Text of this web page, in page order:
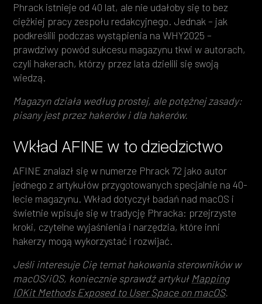
Phrack istnieje od 40 lat, ale nie udałoby się to bez
ciężkiej pracy zespołu redakcyjnego. Jednak – jak
podkreślili podczas wystąpienia na WHY2025 –
prawdziwy powód sukcesu magazynu tkwi w autorach,
czyli hakerach, którzy przez lata dzielili się swoją
wiedzą.
Magazyn działa według prostej, ale potężnej zasady:
pisany jest przez hakerów i dla hakerów.
Wkład AFINE w to dziedzictwo
AFINE znalazł się w numerze Phrack 72 jako autor
jednego z artykułów przygotowanych specjalnie na 40-
lecie magazynu. Wkład dotyczył badań nad macOS i
świetnie wpisuje się w tradycję Phracka: przejrzyste
kroki, czytelne wyjaśnienia i narzędzia, które inni
hakerzy mogą wykorzystać i rozwijać.
Jeśli interesuje Cię temat hakowania sterowników w
macOS/iOS, koniecznie sprawdź artykuł Mapping
IOKit Methods Exposed to User Space on macOS.